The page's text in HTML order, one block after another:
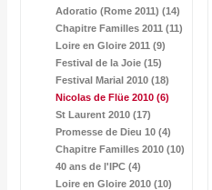
Adoratio (Rome 2011) (14)
Chapitre Familles 2011 (11)
Loire en Gloire 2011 (9)
Festival de la Joie (15)
Festival Marial 2010 (18)
Nicolas de Flüe 2010 (6)
St Laurent 2010 (17)
Promesse de Dieu 10 (4)
Chapitre Familles 2010 (10)
40 ans de l'IPC (4)
Loire en Gloire 2010 (10)